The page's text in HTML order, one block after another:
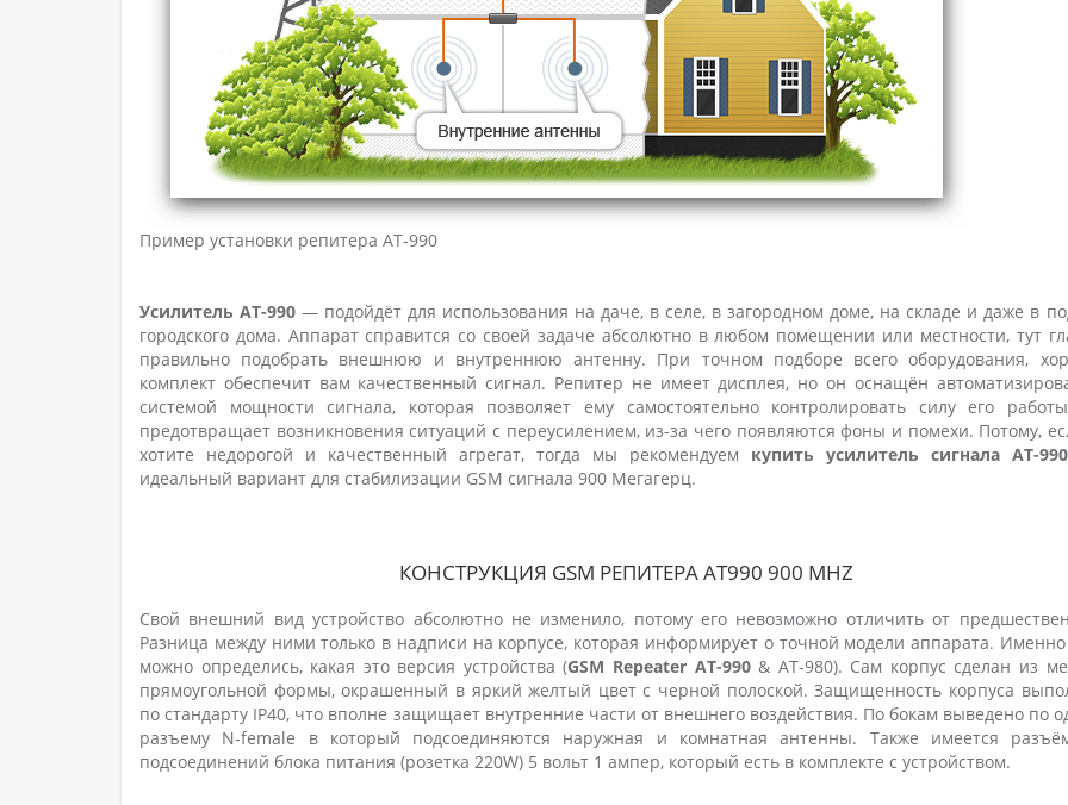
Пример установки репитера AT-990
Усилитель AT-990— подойдёт для использования на даче, в селе, в загородном доме, на складе и даже в
городского дома. Аппарат справится со своей задаче абсолютно в любом помещении или местности, тут
правильно подобрать внешнюю и внутреннюю антенну. При точном подборе всего оборудования,
комплект обеспечит вам качественный сигнал. Репитер не имеет дисплея, но он оснащён
системой мощности сигнала, которая позволяет ему самостоятельно контролировать силу его
предотвращает возникновения ситуаций с переусилением, из-за чего появляются фоны и помехи. Потому,
хотите недорогой и качественный агрегат, тогда мы рекомендуем купить усилитель сигнала AT-990
идеальный вариант для стабилизации GSM сигнала 900 Мегагерц.
КОНСТРУКЦИЯ GSM РЕПИТЕРА AT990 900 MHZ
Свой внешний вид устройство абсолютно не изменило, потому его невозможно отличить от
Разница между ними только в надписи на корпусе, которая информирует о точной модели аппарата.
можно определись, какая это версия устройства (GSM Repeater AT-990& AT-980). Сам корпус сделан из
прямоугольной формы, окрашенный в яркий желтый цвет с черной полоской. Защищенность корпуса
по стандарту IP40, что вполне защищает внутренние части от внешнего воздействия. По бокам выведено по
разъему N-female в который подсоединяются наружная и комнатная антенны. Также имеется
подсоединений блока питания (розетка 220W) 5 вольт 1 ампер, который есть в комплекте с устройством.